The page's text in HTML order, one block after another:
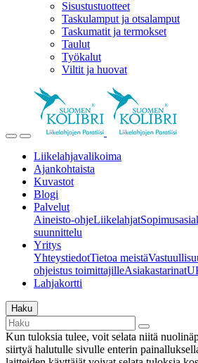
Sisustustuotteet
Taskulamput ja otsalamput
Taskumatit ja termokset
Taulut
Työkalut
Viltit ja huovat
Liikelahjavalikoima
Ajankohtaista
Kuvastot
Blogi
Palvelut
Aineisto-ohjeLiikelahjat
suunnittelu
Yritys
YhteystiedotTietoa meistä
ohjeistus toimittajilleAsiakastarinat
Lahjakortti
Haku
Kun tuloksia tulee, voit selata niitä
siirtyä halutulle sivulle enterin